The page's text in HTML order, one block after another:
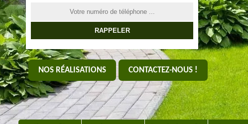
NOS RÉALISATIONS CONTACTEZ-NOUS !